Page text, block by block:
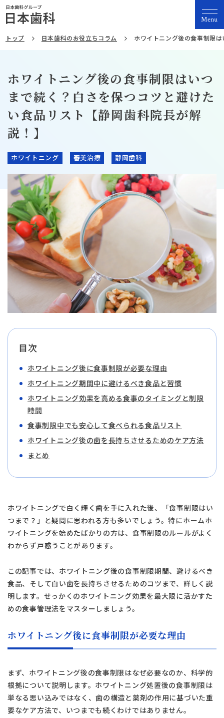
Menu
トップ 日本歯科のお役立ちコラム ホワイトニング後の食事制限
ホワイトニング後の食事制限はいつ
まで続く？白さを保つコツと避けた
い食品リスト【静岡歯科院長が解
説！】
ホワイトニング 審美治療 静岡歯科
目次
ホワイトニング後に食事制限が必要な理由
ホワイトニング期間中に避けるべき食品と習慣
ホワイトニング効果を高める食事のタイミングと制限
時間
食事制限中でも安心して食べられる食品リスト
ホワイトニング後の歯を長持ちさせるためのケア方法
まとめ
ホワイトニングで白く輝く歯を手に入れた後、「食事制限はい
つまで？」と疑問に思われる方も多いでしょう。特にホームホ
ワイトニングを始めたばかりの方は、食事制限のルールがよく
わからず戸惑うことがあります。
この記事では、ホワイトニング後の食事制限期間、避けるべき
食品、そして白い歯を長持ちさせるためのコツまで、詳しく説
明します。せっかくのホワイトニング効果を最大限に活かすた
めの食事管理法をマスターしましょう。
ホワイトニング後に食事制限が必要な理由
まず、ホワイトニング後の食事制限はなぜ必要なのか、科学的
根拠について説明します。ホワイトニング処置後の食事制限は
単なる思い込みではなく、歯の構造と薬剤の作用に基づいた重
要なケア方法で、いつまでも続くわけではありません。